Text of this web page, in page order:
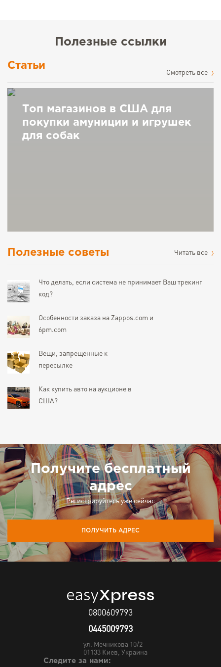
Полезные ссылки
Статьи
Cмотреть все
Топ магазинов в США для
покупки амуниции и игрушек
для собак
Полезные советы Читать все
Что делать, если система не принимает Ваш трекинг
код?
Особенности заказа на Zappos.com и
6pm.com
Вещи, запрещенные к
пересылке
Как купить авто на аукционе в
США?
Получите бесплатный
адрес
Регистрируйтесь уже сейчас
ПОЛУЧИТЬ АДРЕС
0800609793
0445009793
ул. Мечникова 10/2
01133 Киев, Украина
Следите за нами: